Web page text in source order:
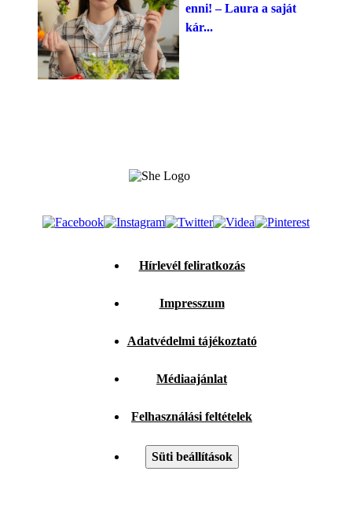
enni! – Laura a saját
kár...
Hírlevél feliratkozás
Impresszum
Adatvédelmi tájékoztató
Médiaajánlat
Felhasználási feltételek
Süti beállítások